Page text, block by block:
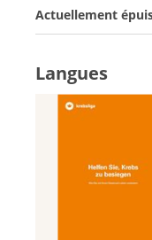
Actuellement
Langues